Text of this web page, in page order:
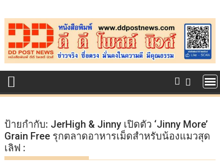
to
content
ป้ายกำกับ: JerHigh & Jinny เปิดตัว ‘Jinny More’
Grain Free รุกตลาดอาหารเม็ดสำหรับน้องแมวสุด
เลิฟ :